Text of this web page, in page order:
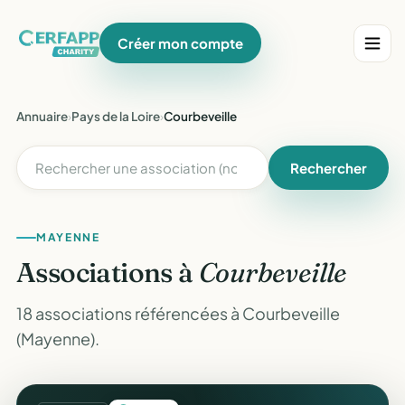
Créer mon compte
Annuaire›Pays de la Loire›Courbeveille
Rechercher
MAYENNE
Associations à Courbeveille
18 associations référencées à Courbeveille
(Mayenne).